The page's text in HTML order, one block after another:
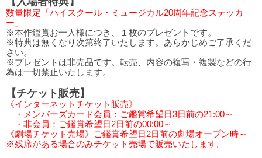
数量限定「ハイスクール・ミュージカル20周年記念ステッカ
ー」
※本作鑑賞お一人様につき、１枚のプレゼントです。
※特典は無くなり次第終了いたします。あらかじめご了承くだ
さい。
※プレゼントは非売品です。転売、内容の複写・複製などの行
為は一切禁止いたします。
【チケット販売】
《インターネットチケット販売》
・メンバーズカード会員：ご鑑賞希望日3日前の21:00～
・非会員：ご鑑賞希望日2日前の00:00～
《劇場チケット売場》ご鑑賞希望日2日前の劇場オープン時～
※残席がある場合のみチケット売場で販売いたします。